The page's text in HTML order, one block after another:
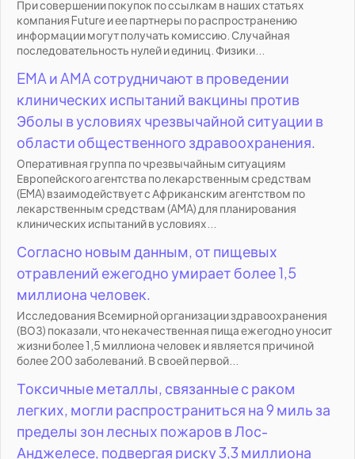
При совершении покупок по ссылкам в наших статьях
компания Future и ее партнеры по распространению
информации могут получать комиссию. Случайная
последовательность нулей и единиц. Физики...
EMA и AMA сотрудничают в проведении
клинических испытаний вакцины против
Эболы в условиях чрезвычайной ситуации в
области общественного здравоохранения.
Оперативная группа по чрезвычайным ситуациям
Европейского агентства по лекарственным средствам
(EMA) взаимодействует с Африканским агентством по
лекарственным средствам (AMA) для планирования
клинических испытаний в условиях...
Согласно новым данным, от пищевых
отравлений ежегодно умирает более 1,5
миллиона человек.
Исследования Всемирной организации здравоохранения
(ВОЗ) показали, что некачественная пища ежегодно уносит
жизни более 1,5 миллиона человек и является причиной
более 200 заболеваний. В своей первой...
Токсичные металлы, связанные с раком
легких, могли распространиться на 9 миль за
пределы зон лесных пожаров в Лос-
Анджелесе, подвергая риску 3,3 миллиона